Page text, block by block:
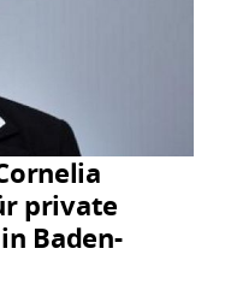
private
Baden-